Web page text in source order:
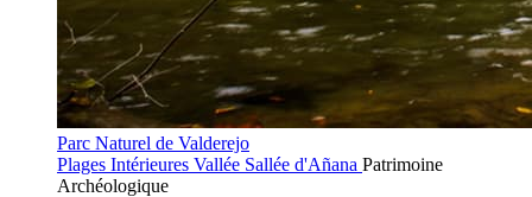
Parc Naturel de Valderejo
Plages Intérieures Vallée Sallée d'Añana Patrimoine
Archéologique